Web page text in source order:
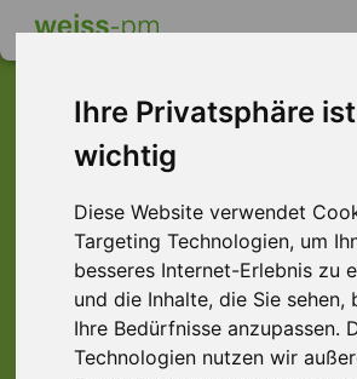
Ihre Privatsphäre
wichtig
Diese Website verwendet
Targeting Technologien, um
besseres Internet-Erlebnis zu
und die Inhalte, die Sie sehen,
Ihre Bedürfnisse anzupassen.
Technologien nutzen wir
Dieser Job ist
nicht mehr
... aber vielleicht ist hier